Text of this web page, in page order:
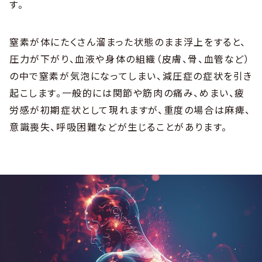
す。
窒素が体にたくさん溜まった状態のまま浮上をすると、
圧力が下がり、血液や身体の組織（皮膚、骨、血管など）
の中で窒素が気泡になってしまい、減圧症の症状を引き
起こします。一般的には関節や筋肉の痛み、めまい、疲
労感が初期症状として現れますが、重度の場合は麻痺、
意識喪失、呼吸困難などが生じることがあります。